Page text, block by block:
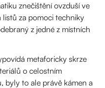
znečištění ovzduší ve
za pomoci techniky
z jedné z místních
metaforicky skrze
o celostním
byly to ale právě kámen a